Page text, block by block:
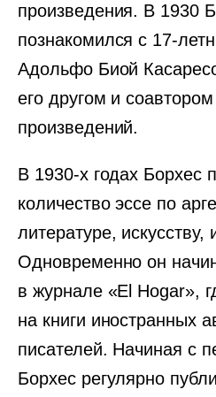
произведения. В 1930
познакомился с 17-
Адольфо Биой
его другом и
произведений.
В 1930-х годах Борхес
количество эссе по
литературе, искусству,
Одновременно он
в журнале «El Hogar»,
на книги иностранных
писателей. Начиная с
Борхес регулярно